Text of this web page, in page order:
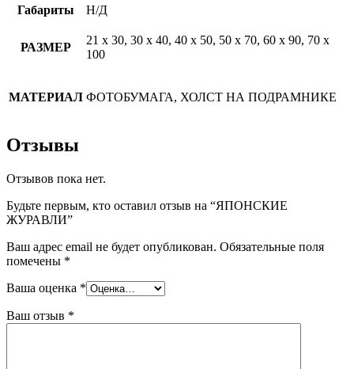
Габариты
Н/Д
РАЗМЕР
21 х 30, 30 х 40, 40 х 50, 50 х 70, 60 х 90, 70 х
100
МАТЕРИАЛ ФОТОБУМАГА, ХОЛСТ НА ПОДРАМНИКЕ
Отзывы
Отзывов пока нет.
Будьте первым, кто оставил отзыв на “ЯПОНСКИЕ
ЖУРАВЛИ”
Ваш адрес email не будет опубликован. Обязательные поля
помечены *
Ваша оценка *
Ваш отзыв *